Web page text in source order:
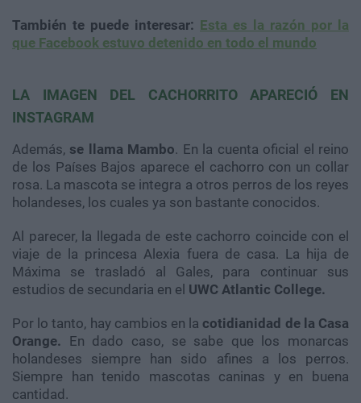
También te puede interesar: Esta es la razón por la
que Facebook estuvo detenido en todo el mundo
LA IMAGEN DEL CACHORRITO APARECIÓ EN
INSTAGRAM
Además, se llama Mambo. En la cuenta oficial el reino
de los Países Bajos aparece el cachorro con un collar
rosa. La mascota se integra a otros perros de los reyes
holandeses, los cuales ya son bastante conocidos.
Al parecer, la llegada de este cachorro coincide con el
viaje de la princesa Alexia fuera de casa. La hija de
Máxima se trasladó al Gales, para continuar sus
estudios de secundaria en el UWC Atlantic College.
Por lo tanto, hay cambios en la cotidianidad de la Casa
Orange. En dado caso, se sabe que los monarcas
holandeses siempre han sido afines a los perros.
Siempre han tenido mascotas caninas y en buena
cantidad.